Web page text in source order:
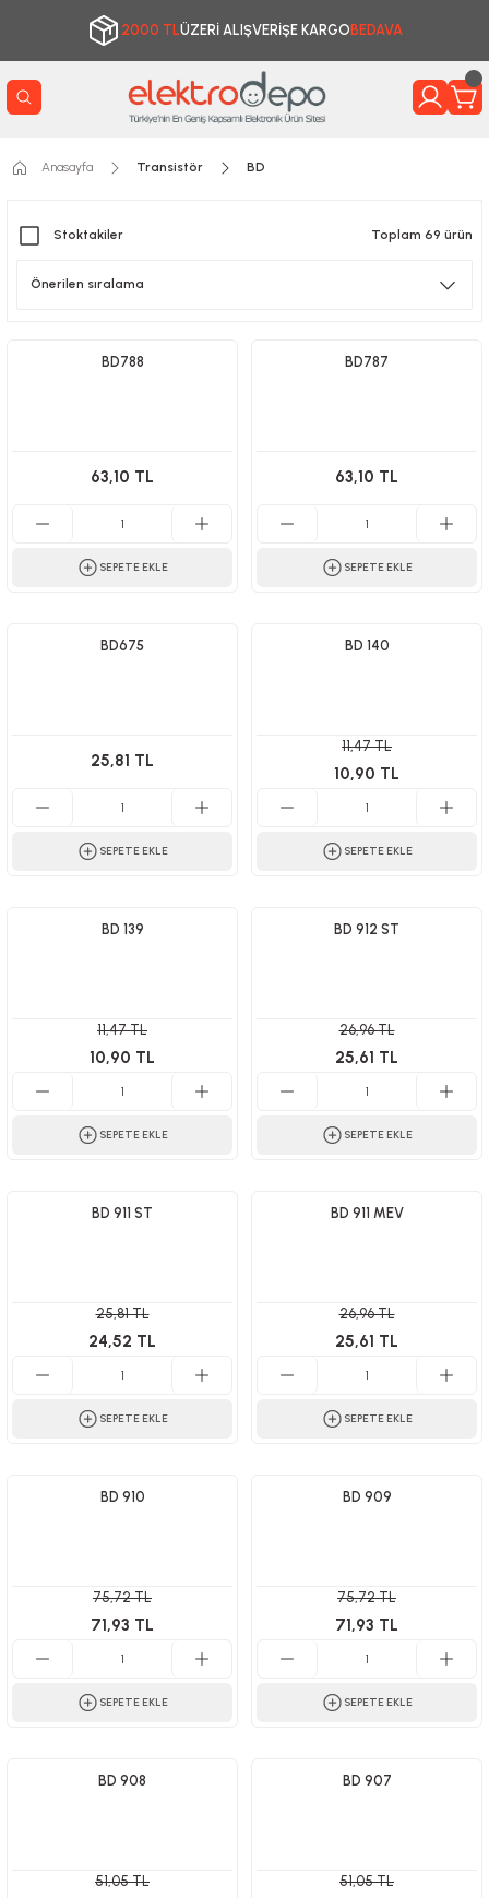
2000 TLÜZERİ ALIŞVERİŞE KARGO BEDAVA
Anasayfa Transistör BD
Stoktakiler Toplam 69 ürün
BD788
63,10 TL
SEPETE EKLE
BD787
63,10 TL
SEPETE EKLE
BD675
25,81 TL
SEPETE EKLE
BD 140
11,47 TL
10,90 TL
SEPETE EKLE
BD 139
11,47 TL
10,90 TL
SEPETE EKLE
BD 912 ST
26,96 TL
25,61 TL
SEPETE EKLE
BD 911 ST
25,81 TL
24,52 TL
SEPETE EKLE
BD 911 MEV
26,96 TL
25,61 TL
SEPETE EKLE
BD 910
75,72 TL
71,93 TL
SEPETE EKLE
BD 909
75,72 TL
71,93 TL
SEPETE EKLE
BD 908
51,05 TL
BD 907
51,05 TL